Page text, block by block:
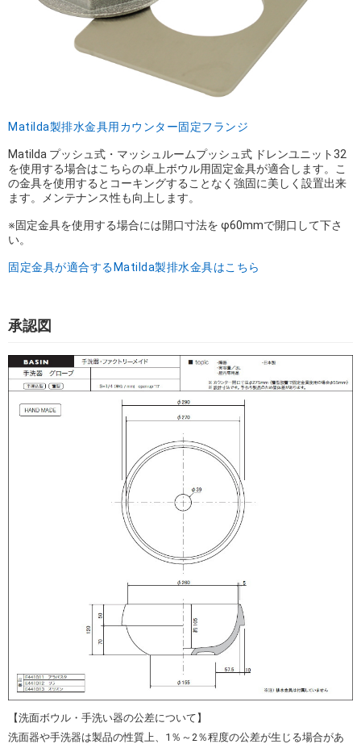
Matilda製排水金具用カウンター固定フランジ
Matilda プッシュ式・マッシュルームプッシュ式 ドレンユニット32
を使用する場合はこちらの卓上ボウル用固定金具が適合します。こ
の金具を使用するとコーキングすることなく強固に美しく設置出来
ます。メンテナンス性も向上します。
※固定金具を使用する場合には開口寸法を φ60mmで開口して下さ
い。
固定金具が適合するMatilda製排水金具はこちら
承認図
【洗面ボウル・手洗い器の公差について】
洗面器や手洗器は製品の性質上、1％～2％程度の公差が生じる場合があ